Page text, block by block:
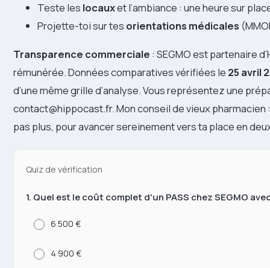
Teste les locauxet l’ambiance : une heure sur
Projette-toi sur tes orientations médicales
Transparence commerciale : SEGMO est partenaire
rémunérée. Données comparatives vérifiées le 25 avril
d’une même grille d’analyse. Vous représentez une
contact@hippocast.fr. Mon conseil de vieux pharmacien
pas plus, pour avancer sereinement vers ta place en
Quiz de vérification
1. Quel est le coût complet d'un PASS chez SEGMO
6 500 €
4 900 €